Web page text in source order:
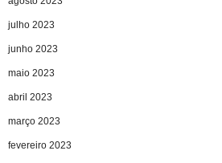
julho 2023
junho 2023
maio 2023
abril 2023
março 2023
fevereiro 2023